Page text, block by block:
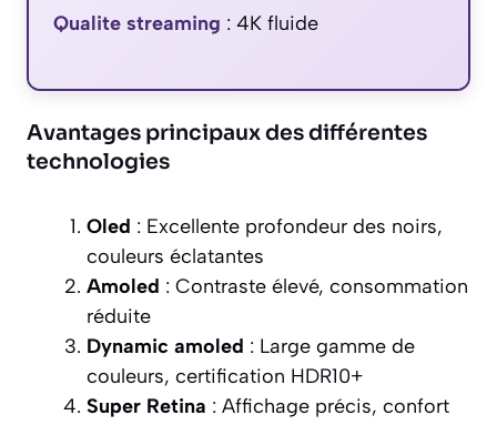
Qualite streaming : 4K fluide
Avantages principaux des différentes
technologies
Oled : Excellente profondeur des noirs,
couleurs éclatantes
Amoled : Contraste élevé, consommation
réduite
Dynamic amoled : Large gamme de
couleurs, certification HDR10+
Super Retina : Affichage précis, confort